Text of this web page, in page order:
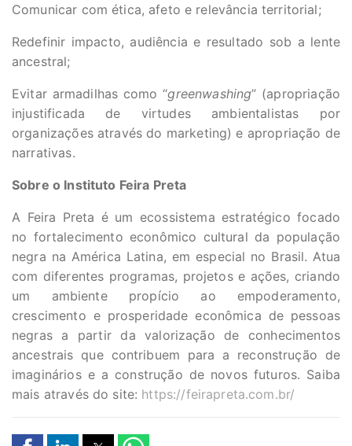
Comunicar com ética, afeto e relevância territorial;
Redefinir impacto, audiência e resultado sob a lente
ancestral;
Evitar armadilhas como “greenwashing” (apropriação
injustificada de virtudes ambientalistas por
organizações através do marketing) e apropriação de
narrativas.
Sobre o Instituto Feira Preta
A Feira Preta é um ecossistema estratégico focado
no fortalecimento econômico cultural da população
negra na América Latina, em especial no Brasil. Atua
com diferentes programas, projetos e ações, criando
um ambiente propício ao empoderamento,
crescimento e prosperidade econômica de pessoas
negras a partir da valorização de conhecimentos
ancestrais que contribuem para a reconstrução de
imaginários e a construção de novos futuros. Saiba
mais através do site: https://feirapreta.com.br/